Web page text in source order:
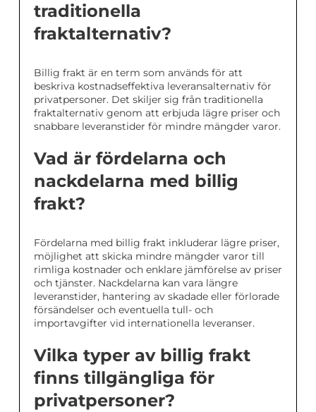
traditionella
fraktalternativ?
Billig frakt är en term som används för att
beskriva kostnadseffektiva leveransalternativ för
privatpersoner. Det skiljer sig från traditionella
fraktalternativ genom att erbjuda lägre priser och
snabbare leveranstider för mindre mängder varor.
Vad är fördelarna och
nackdelarna med billig
frakt?
Fördelarna med billig frakt inkluderar lägre priser,
möjlighet att skicka mindre mängder varor till
rimliga kostnader och enklare jämförelse av priser
och tjänster. Nackdelarna kan vara längre
leveranstider, hantering av skadade eller förlorade
försändelser och eventuella tull- och
importavgifter vid internationella leveranser.
Vilka typer av billig frakt
finns tillgängliga för
privatpersoner?